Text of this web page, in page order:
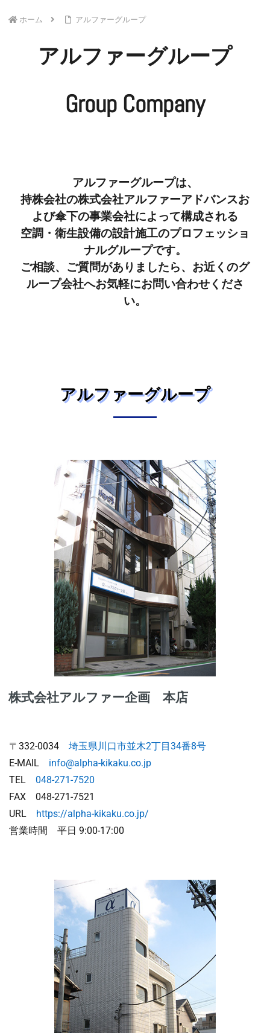
ホーム アルファーグループ
アルファーグループ
Group Company
アルファーグループは、
持株会社の株式会社アルファーアドバンスお
よび傘下の事業会社によって構成される
空調・衛生設備の設計施工のプロフェッショ
ナルグループです。
ご相談、ご質問がありましたら、お近くのグ
ループ会社へお気軽にお問い合わせくださ
い。
アルファーグループ
株式会社アルファー企画 本店
〒332-0034 埼玉県川口市並木2丁目34番8号
E-MAIL info@alpha-kikaku.co.jp
TEL 048-271-7520
FAX 048-271-7521
URL https://alpha-kikaku.co.jp/
営業時間 平日 9:00-17:00